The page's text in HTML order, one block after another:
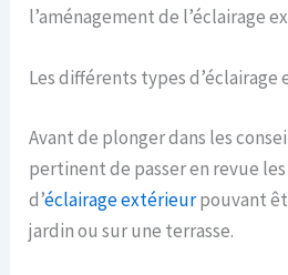
l’aménagement de l’éclairage
Les différents types d’éclairage
Avant de plonger dans les
pertinent de passer en revue
d’éclairage extérieurpouvant
jardin ou sur une terrasse.